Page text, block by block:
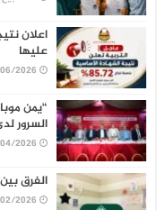
اعلان
عليها
2026
“يمن
السرور
2026
الفرق
2026